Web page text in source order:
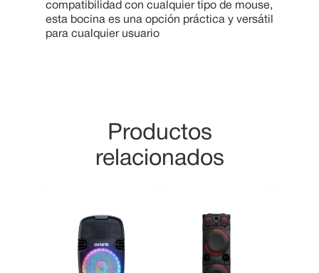
compatibilidad con cualquier tipo de mouse,
esta bocina es una opción práctica y versátil
para cualquier usuario
Productos
relacionados